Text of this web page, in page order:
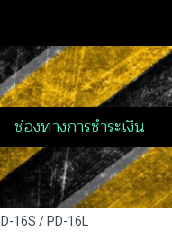
ช่องทางการชำระเงิน
16S / PD-16L